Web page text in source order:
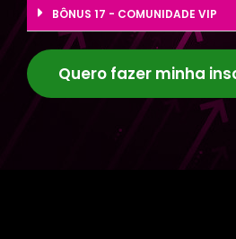
BÔNUS 17 - COMUNIDADE VIP
Quero fazer minha